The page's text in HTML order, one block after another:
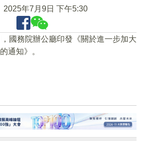
2025年7月9日 下午5:30
，國務院辦公廳印發《關於進一步加大
通知》。